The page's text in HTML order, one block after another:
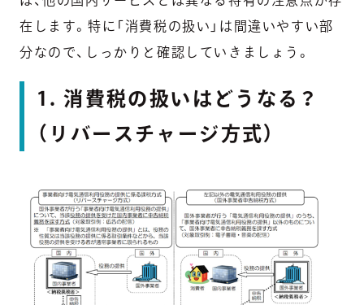
在します。特に「消費税の扱い」は間違いやすい部
分なので、しっかりと確認していきましょう。
1. 消費税の扱いはどうなる？
（リバースチャージ方式）